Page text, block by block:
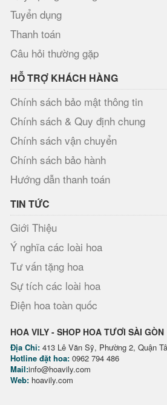
Tuyển dụng
Thanh toán
Câu hỏi thường gặp
HỖ TRỢ KHÁCH HÀNG
Chính sách bảo mật thông tin
Chính sách & Quy định chung
Chính sách vận chuyển
Chính sách bảo hành
Hướng dẫn thanh toán
TIN TỨC
Giới Thiệu
Ý nghĩa các loài hoa
Tư vấn tặng hoa
Sự tích các loài hoa
Điện hoa toàn quốc
HOA VILY - SHOP HOA TƯƠI SÀI GÒN
Địa Chỉ: 413 Lê Văn Sỹ, Phường 2, Quận
Hotline đặt hoa: 0962 794 486
Mail:info@hoavily.com
Web: hoavily.com